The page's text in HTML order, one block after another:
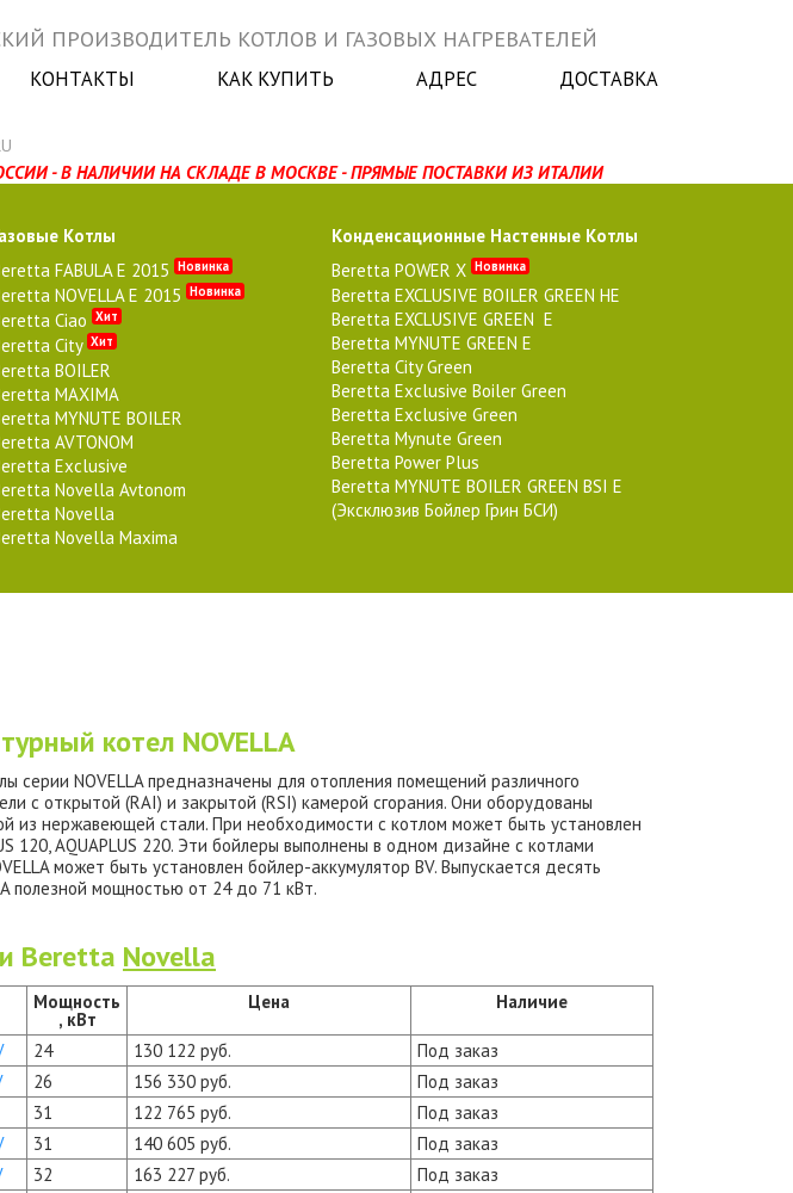
ПРОИЗВОДИТЕЛЬ КОТЛОВ И ГАЗОВЫХ НАГРЕВАТЕЛЕЙ
КОНТАКТЫ КАК КУПИТЬ АДРЕС ДОСТАВКА
- В НАЛИЧИИ НА СКЛАДЕ В МОСКВЕ - ПРЯМЫЕ ПОСТАВКИ ИЗ ИТАЛИИ
Котлы
FABULA E 2015 Новинка
NOVELLA E 2015 Новинка
Ciao Хит
City Хит
BOILER
MAXIMA
MYNUTE BOILER
AVTONOM
Exclusive
Novella Avtonom
Novella
Novella Maxima
Конденсационные Настенные Котлы
Beretta POWER X Новинка
Beretta EXCLUSIVE BOILER GREEN HE
Beretta EXCLUSIVE GREEN E
Beretta MYNUTE GREEN E
Beretta City Green
Beretta Exclusive Boiler Green
Beretta Exclusive Green
Beretta Mynute Green
Beretta Power Plus
Beretta MYNUTE BOILER GREEN BSI E
(Эксклюзив Бойлер Грин БСИ)
котел NOVELLA
серии NOVELLA предназначены для отопления помещений различного
с открытой (RAI) и закрытой (RSI) камерой сгорания. Они оборудованы
из нержавеющей стали. При необходимости с котлом может быть установлен
120, AQUAPLUS 220. Эти бойлеры выполнены в одном дизайне с котлами
может быть установлен бойлер-аккумулятор BV. Выпускается десять
полезной мощностью от 24 до 71 кВт.
Beretta Novella
Мощность
, кВт
Цена Наличие
24 130 122 руб.
Под заказ
26 156 330 руб.
Под заказ
31 122 765 руб.
Под заказ
31 140 605 руб.
Под заказ
32 163 227 руб.
Под заказ